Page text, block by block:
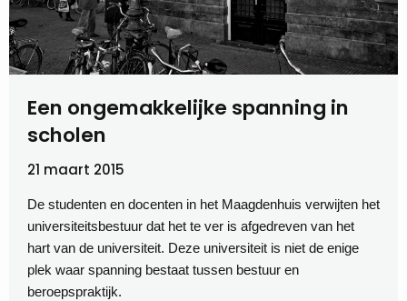
Een ongemakkelijke spanning in
scholen
21 maart 2015
De studenten en docenten in het Maagdenhuis verwijten het
universiteitsbestuur dat het te ver is afgedreven van het
hart van de universiteit. Deze universiteit is niet de enige
plek waar spanning bestaat tussen bestuur en
beroepspraktijk.